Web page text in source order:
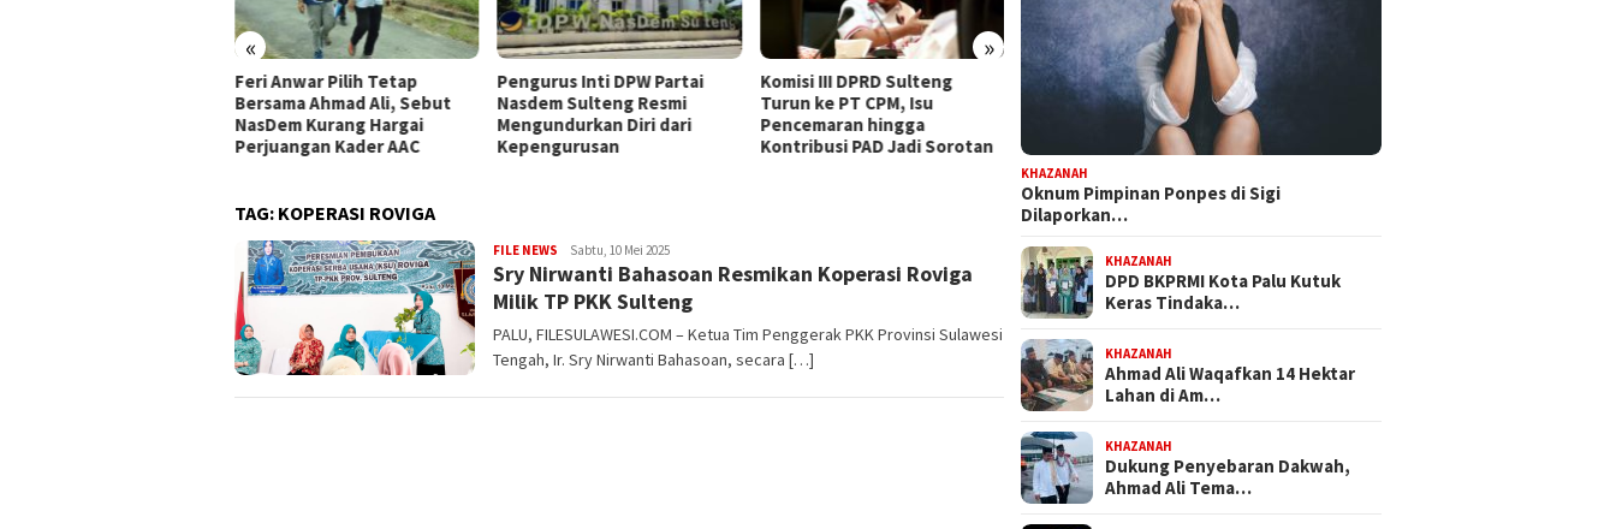
« »
Feri Anwar Pilih Tetap
Bersama Ahmad Ali, Sebut
NasDem Kurang Hargai
Perjuangan Kader AAC
Pengurus Inti DPW Partai
Nasdem Sulteng Resmi
Mengundurkan Diri dari
Kepengurusan
Komisi III DPRD Sulteng
Turun ke PT CPM, Isu
Pencemaran hingga
Kontribusi PAD Jadi Sorotan
Dapat Mandat PKB, H Nanang
Persiapkan Diri Hadapi
Pilwalkot Palu 2029
Propemperda 2027
TAG: KOPERASI ROVIGA
FILE NEWS FILESULAWESI
Sabtu, 10 Mei 2025
Sry Nirwanti Bahasoan Resmikan Koperasi Roviga
Milik TP PKK Sulteng
PALU, FILESULAWESI.COM – Ketua Tim Penggerak PKK Provinsi Sulawesi
Tengah, Ir. Sry Nirwanti Bahasoan, secara […]
KHAZANAH
Oknum Pimpinan Ponpes di Sigi
Dilaporkan…
KHAZANAH
DPD BKPRMI Kota Palu Kutuk
Keras Tindaka…
KHAZANAH
Ahmad Ali Waqafkan 14 Hektar
Lahan di Am…
KHAZANAH
Dukung Penyebaran Dakwah,
Ahmad Ali Tema…